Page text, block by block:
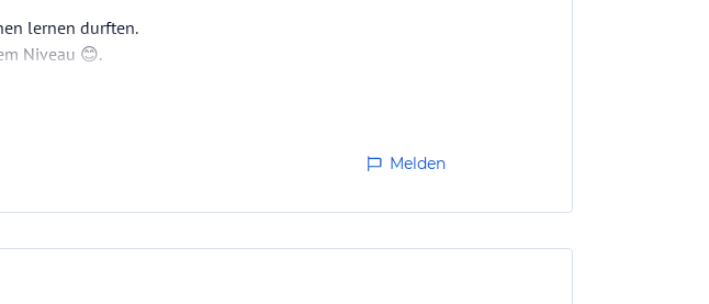
lernen durften.
Niveau 😊.
Melden